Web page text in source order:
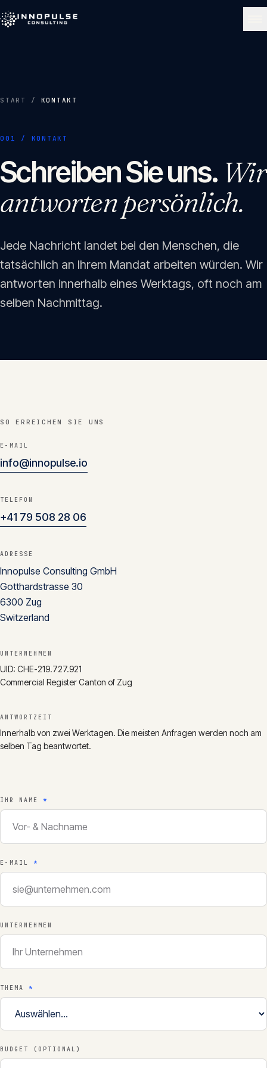
Start
Über uns
Leistungen
Insights 05
English Deutsch
info@innopulse.io+41 79 508 28 06
Gotthardstrasse 30, 6300 Zug
START / KONTAKT
001 / KONTAKT
Schreiben Sie uns. Wir
antworten persönlich.
Jede Nachricht landet bei den Menschen, die
tatsächlich an Ihrem Mandat arbeiten würden. Wir
antworten innerhalb eines Werktags, oft noch am
selben Nachmittag.
SO ERREICHEN SIE UNS
E-MAIL
info@innopulse.io
TELEFON
+41 79 508 28 06
ADRESSE
Innopulse Consulting GmbH
Gotthardstrasse 30
6300 Zug
Switzerland
UNTERNEHMEN
UID: CHE-219.727.921
Commercial Register Canton of Zug
ANTWORTZEIT
Innerhalb von zwei Werktagen. Die meisten Anfragen werden noch am
selben Tag beantwortet.
IHR NAME *
E-MAIL *
UNTERNEHMEN
THEMA *
BUDGET (OPTIONAL)